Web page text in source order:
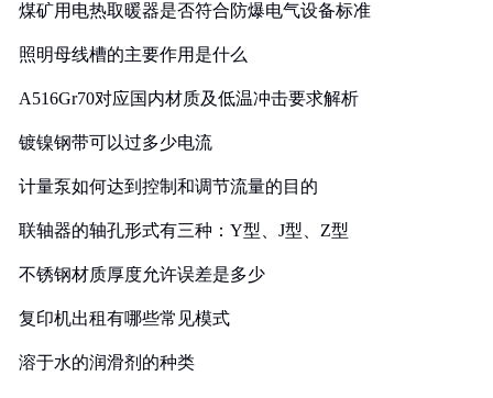
煤矿用电热取暖器是否符合防爆电气设备标准
照明母线槽的主要作用是什么
A516Gr70对应国内材质及低温冲击要求解析
镀镍钢带可以过多少电流
计量泵如何达到控制和调节流量的目的
联轴器的轴孔形式有三种：Y型、J型、Z型
不锈钢材质厚度允许误差是多少
复印机出租有哪些常见模式
溶于水的润滑剂的种类